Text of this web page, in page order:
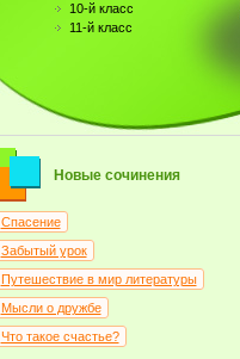
10-й класс
11-й класс
Новые сочинения
Спасение
Забытый урок
Путешествие в мир литературы
Мысли о дружбе
Что такое счастье?